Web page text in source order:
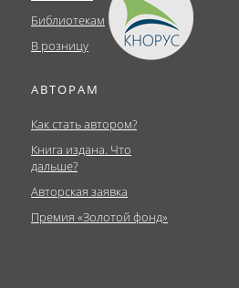
Библиотекам
В розницу
АВТОРАМ
Как стать автором?
Книга издана. Что
дальше?
Авторская заявка
Премия «Золотой фонд»